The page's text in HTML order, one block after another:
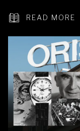
READ MORE